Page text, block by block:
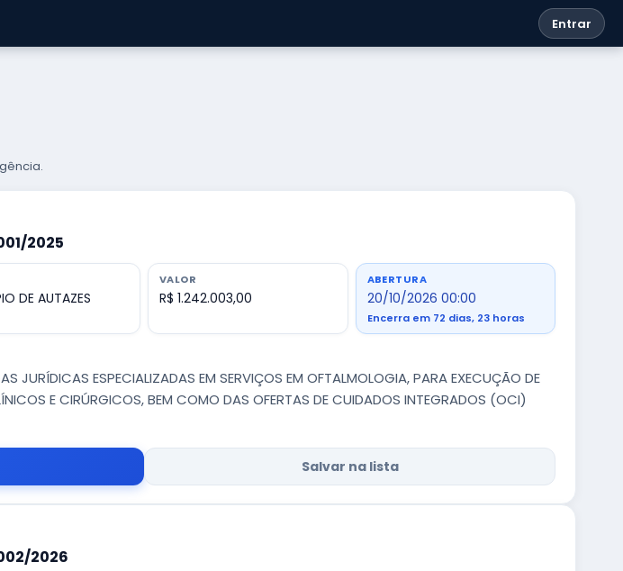
Entrar
2025
DE AUTAZES
VALOR
R$ 1.242.003,00
ABERTURA
20/10/2026 00:00
Encerra em 72 dias, 23 horas
JURÍDICAS ESPECIALIZADAS EM SERVIÇOS EM OFTALMOLOGIA, PARA EXECUÇÃO DE
E CIRÚRGICOS, BEM COMO DAS OFERTAS DE CUIDADOS INTEGRADOS (OCI)
Salvar na lista
2026